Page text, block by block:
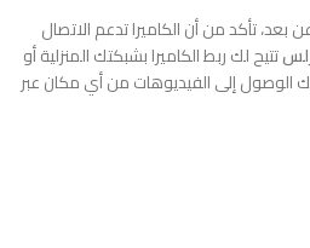
تأكد من أن الكاميرا تدعم الاتصال
تتيح لك ربط الكاميرا بشبكتك المنزلية أو
الوصول إلى الفيديوهات من أي مكان عبر